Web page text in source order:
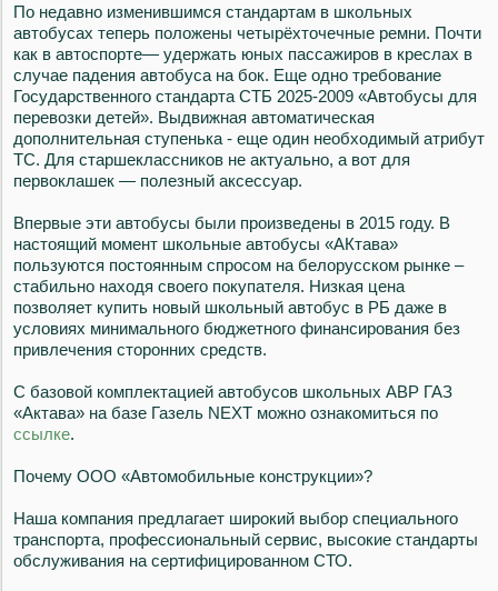
По недавно изменившимся стандартам в школьных
автобусах теперь положены четырёхточечные ремни. Почти
как в автоспорте— удержать юных пассажиров в креслах в
случае падения автобуса на бок. Еще одно требование
Государственного стандарта СТБ 2025-2009 «Автобусы для
перевозки детей». Выдвижная автоматическая
дополнительная ступенька - еще один необходимый атрибут
ТС. Для старшеклассников не актуально, а вот для
первоклашек — полезный аксессуар.
Впервые эти автобусы были произведены в 2015 году. В
настоящий момент школьные автобусы «АКтава»
пользуются постоянным спросом на белорусском рынке –
стабильно находя своего покупателя. Низкая цена
позволяет купить новый школьный автобус в РБ даже в
условиях минимального бюджетного финансирования без
привлечения сторонних средств.
С базовой комплектацией автобусов школьных АВР ГАЗ
«Актава» на базе Газель NEXT можно ознакомиться по
ссылке.
Почему ООО «Автомобильные конструкции»?
Наша компания предлагает широкий выбор специального
транспорта, профессиональный сервис, высокие стандарты
обслуживания на сертифицированном СТО.